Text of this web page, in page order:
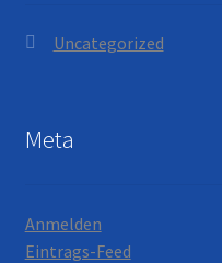
Uncategorized
Meta
Anmelden
Eintrags-Feed